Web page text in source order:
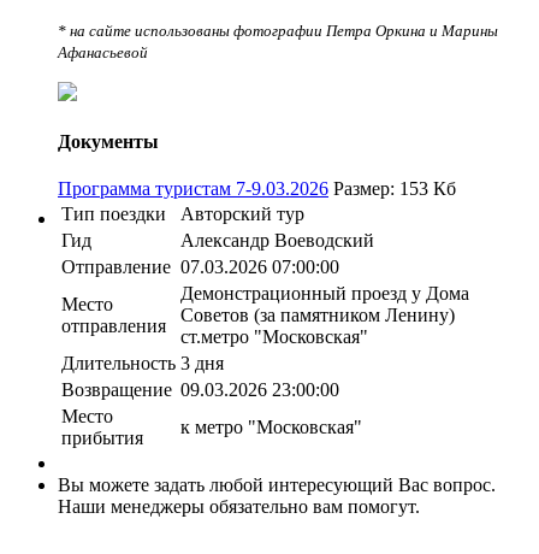
* на сайте использованы фотографии Петра Оркина и Марины
Афанасьевой
Документы
Программа туристам 7-9.03.2026 Размер: 153 Кб
Тип поездки
Авторский тур
Гид
Александр Воеводский
Отправление 07.03.2026 07:00:00
Место
отправления
Демонстрационный проезд у Дома
Советов (за памятником Ленину)
ст.метро "Московская"
Длительность 3 дня
Возвращение 09.03.2026 23:00:00
Место
прибытия
к метро "Московская"
Вы можете задать любой интересующий Вас вопрос.
Наши менеджеры обязательно вам помогут.